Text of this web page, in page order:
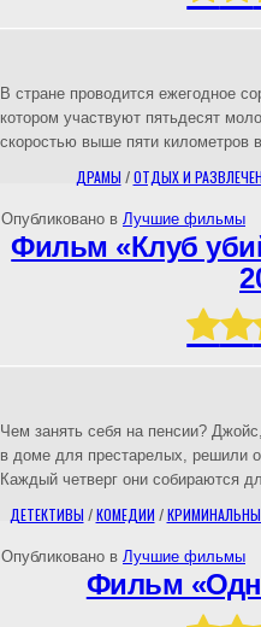
В стране проводится ежегодное
котором участвуют пятьдесят
скоростью выше пяти километров
ДРАМЫ /ОТДЫХ И
Опубликовано в Лучшие фильмы
Фильм «Клуб
Чем занять себя на пенсии?
в доме для престарелых, решили
Каждый четверг они собираются
ДЕТЕКТИВЫ /КОМЕДИИ /
Опубликовано в Лучшие фильмы
Фильм